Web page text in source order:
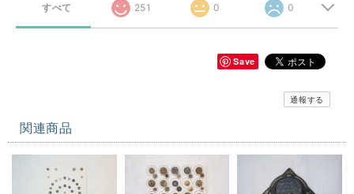
すべて 251 0 0
Save
通報する
関連商品